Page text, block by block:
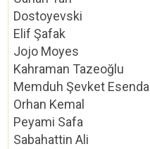
Dostoyevski
Elif Şafak
Jojo Moyes
Kahraman Tazeoğlu
Memduh Şevket Esendal
Orhan Kemal
Peyami Safa
Sabahattin Ali